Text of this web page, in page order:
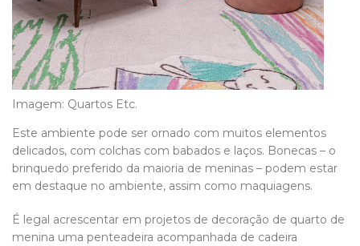
Imagem: Quartos Etc.
Este ambiente pode ser ornado com muitos elementos
delicados, com colchas com babados e laços. Bonecas – o
brinquedo preferido da maioria de meninas – podem estar
em destaque no ambiente, assim como maquiagens.
É legal acrescentar em projetos de decoração de quarto de
menina uma penteadeira acompanhada de cadeira